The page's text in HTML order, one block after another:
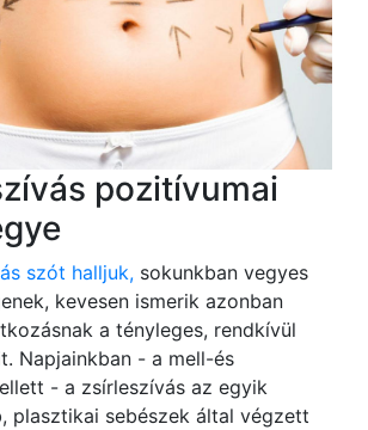
pozitívumai
szót halljuk, sokunkban vegyes
kevesen ismerik azonban
a tényleges, rendkívül
Napjainkban - a mell-és
- a zsírleszívás az egyik
plasztikai sebészek által végzett